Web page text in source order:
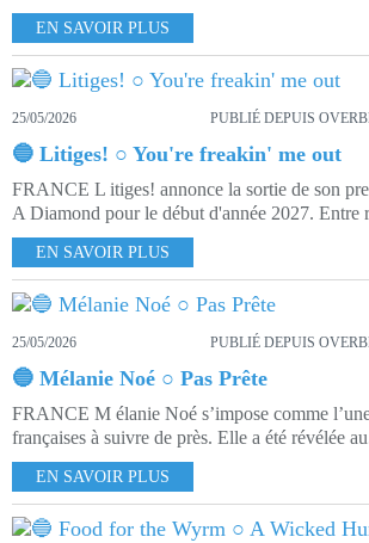
EN SAVOIR PLUS
25/05/2026 PUBLIÉ DEPUIS
🔵 Litiges! ○ You're freakin' me out
FRANCE L itiges! annonce la sortie de son
A Diamond pour le début d'année 2027. Entre
EN SAVOIR PLUS
25/05/2026 PUBLIÉ DEPUIS
🔵 Mélanie Noé ○ Pas Prête
FRANCE M élanie Noé s’impose comme
françaises à suivre de près. Elle a été révélée
EN SAVOIR PLUS